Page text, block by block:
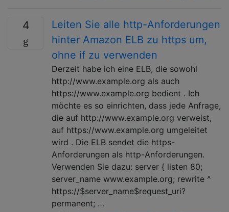
4
Leiten Sie alle http-Anforderungen
hinter Amazon ELB zu https um,
ohne if zu verwenden
Derzeit habe ich eine ELB, die sowohl
http://www.example.org als auch
https://www.example.org bedient . Ich
möchte es so einrichten, dass jede Anfrage,
die auf http://www.example.org verweist,
auf https://www.example.org umgeleitet
wird . Die ELB sendet die https-
Anforderungen als http-Anforderungen.
Verwenden Sie dazu: server { listen 80;
server_name www.example.org; rewrite ^
https://$server_name$request_uri?
permanent; …